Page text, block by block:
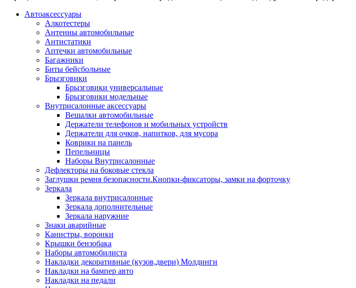
Автоаксессуары
Алкотестеры
Антенны автомобильные
Антистатики
Аптечки автомобильные
Багажники
Биты бейсбольные
Брызговики
Брызговики универсальные
Брызговики модельные
Внутрисалонные аксессуары
Вешалки автомобильные
Держатели телефонов и мобильных устройств
Держатели для очков, напитков, для мусора
Коврики на панель
Пепельницы
Наборы Внутрисалонные
Дефлекторы на боковые стекла
Заглушки ремня безопасности.Кнопки-фиксаторы, замки на форточку
Зеркала
Зеркала внутрисалонные
Зеркала дополнительные
Зеркала наружние
Знаки аварийные
Канистры, воронки
Крышки бензобака
Наборы автомобилиста
Накладки декоративные (кузов,двери) Молдинги
Накладки на бампер авто
Накладки на педали